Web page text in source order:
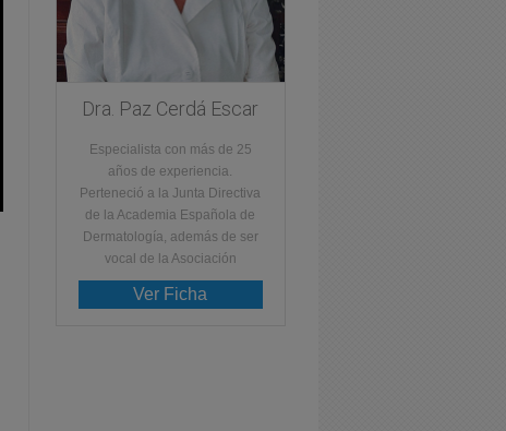
Dra. Paz Cerdá Escar
Especialista con más de 25
años de experiencia.
Perteneció a la Junta Directiva
de la Academia Española de
Dermatología, además de ser
vocal de la Asociación
Ver Ficha